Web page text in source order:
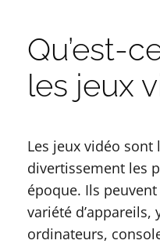
Qu’est-
les jeux
Les jeux vidéo sont
divertissement les
époque. Ils
variété d’appareils,
ordinateurs,